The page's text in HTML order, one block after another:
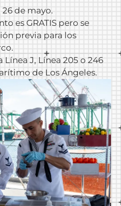
de mayo.
es GRATIS pero se
previa para los
Línea J, Línea 205 o 246
de Los Ángeles.